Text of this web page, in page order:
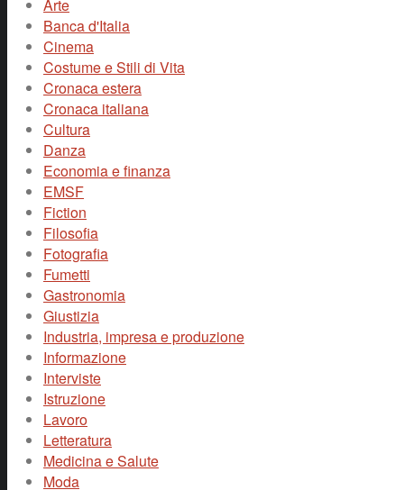
Arte
Banca d'Italia
Cinema
Costume e Stili di Vita
Cronaca estera
Cronaca italiana
Cultura
Danza
Economia e finanza
EMSF
Fiction
Filosofia
Fotografia
Fumetti
Gastronomia
Giustizia
Industria, impresa e produzione
Informazione
Interviste
Istruzione
Lavoro
Letteratura
Medicina e Salute
Moda